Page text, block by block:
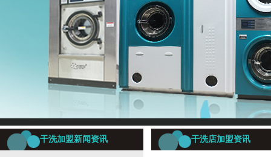
干洗加盟新闻资讯 干洗店加盟资讯